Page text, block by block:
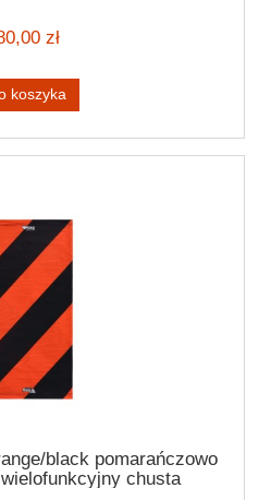
zł
koszyka
black pomarańczowo
chusta